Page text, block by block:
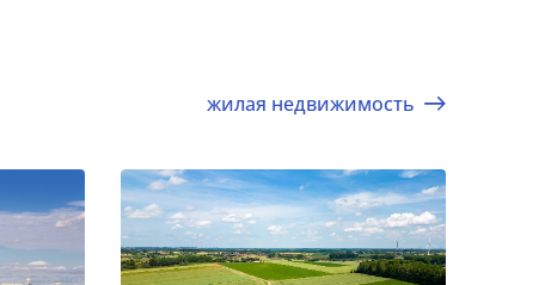
жилая недвижимость